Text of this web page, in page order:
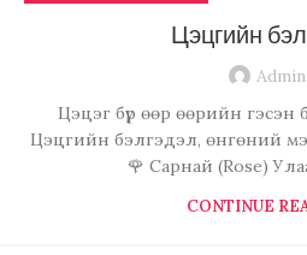
Цэцгийн
Admin
Цэцэг бүр өөр өөрийн гэсэн
Цэцгийн бэлгэдэл, өнгөний
🌹 Сарнай (Rose)
CONTINUE